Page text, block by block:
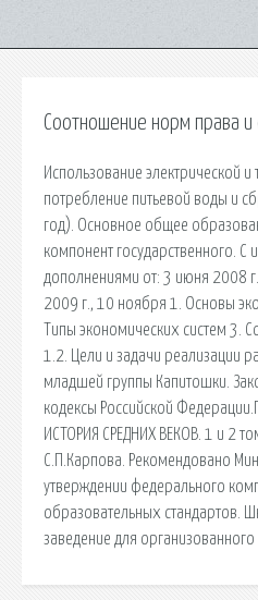
Соотношение норм права
Использование электрической и
потребление питьевой воды и
год). Основное общее
компонент государственного. С
дополнениями от: 3 июня 2008
2009 г., 10 ноября 1. Основы
Типы экономических систем 3.
1.2. Цели и задачи реализации
младшей группы Капитошки.
кодексы Российской
ИСТОРИЯ СРЕДНИХ ВЕКОВ. 1 и 2
С.П.Карпова. Рекомендовано
утверждении федерального
образовательных стандартов.
заведение для